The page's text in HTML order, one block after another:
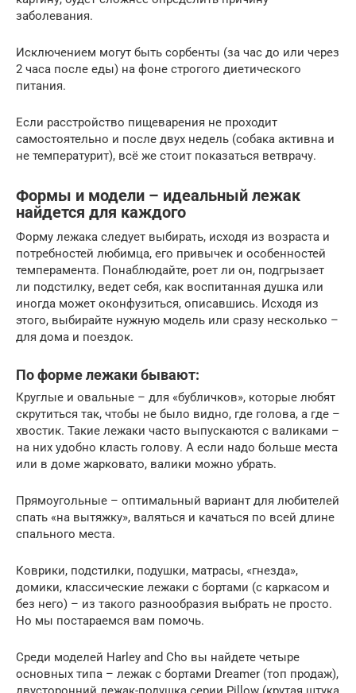
заболевания.
Исключением могут быть сорбенты (за час до или через
2 часа после еды) на фоне строгого диетического
питания.
Если расстройство пищеварения не проходит
самостоятельно и после двух недель (собака активна и
не температурит), всё же стоит показаться ветврачу.
Формы и модели – идеальный лежак
найдется для каждого
Форму лежака следует выбирать, исходя из возраста и
потребностей любимца, его привычек и особенностей
темперамента. Понаблюдайте, роет ли он, подгрызает
ли подстилку, ведет себя, как воспитанная душка или
иногда может оконфузиться, описавшись. Исходя из
этого, выбирайте нужную модель или сразу несколько –
для дома и поездок.
По форме лежаки бывают:
Круглые и овальные – для «бубличков», которые любят
скрутиться так, чтобы не было видно, где голова, а где –
хвостик. Такие лежаки часто выпускаются с валиками –
на них удобно класть голову. А если надо больше места
или в доме жарковато, валики можно убрать.
Прямоугольные – оптимальный вариант для любителей
спать «на вытяжку», валяться и качаться по всей длине
спального места.
Коврики, подстилки, подушки, матрасы, «гнезда»,
домики, классические лежаки с бортами (с каркасом и
без него) – из такого разнообразия выбрать не просто.
Но мы постараемся вам помочь.
Среди моделей Harley and Cho вы найдете четыре
основных типа – лежак с бортами Dreamer (топ продаж),